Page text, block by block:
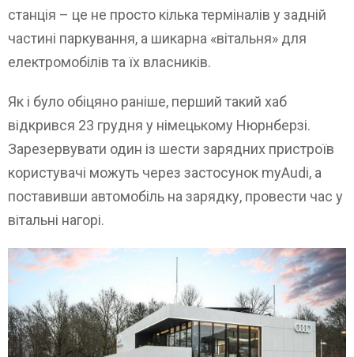
станція – це не просто кілька терміналів у задній
частині паркування, а шикарна «вітальня» для
електромобілів та їх власників.
Як і було обіцяно раніше, перший такий хаб
відкрився 23 грудня у німецькому Нюрнберзі.
Зарезервувати один із шести зарядних пристроїв
користувачі можуть через застосунок myAudi, а
поставивши автомобіль на зарядку, провести час у
вітальні нагорі.